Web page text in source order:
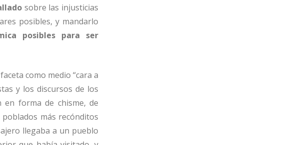
sobre las injusticias
posibles, y mandarlo
posibles para ser
como medio “cara a
y los discursos de los
forma de chisme, de
más recónditos
llegaba a un pueblo